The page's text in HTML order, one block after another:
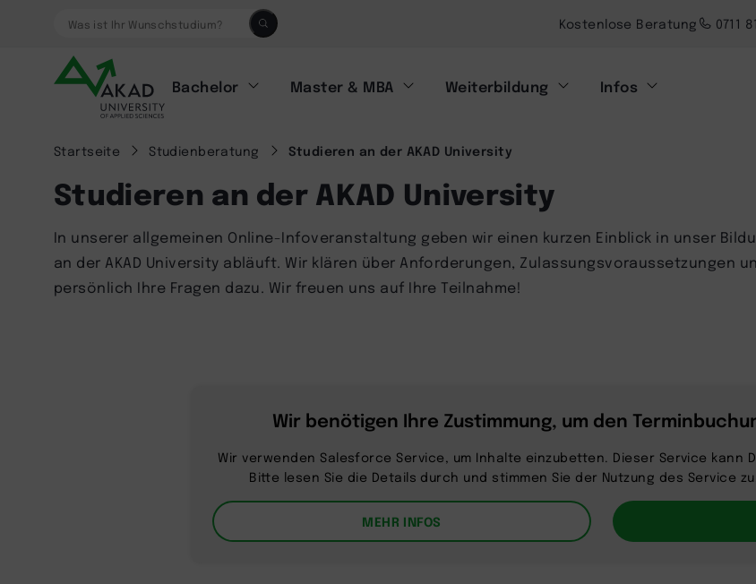
Was ist Ihr Wunschstudium? Kostenlose Beratung 0711
Bachelor Master & MBA Weiterbildung Infos
Startseite Studienberatung Studieren an der AKAD University
Studieren an der AKAD University
In unserer allgemeinen Online-Infoveranstaltung geben wir einen kurzen Einblick in unser
an der AKAD University abläuft. Wir klären über Anforderungen, Zulassungsvoraussetzungen
persönlich Ihre Fragen dazu. Wir freuen uns auf Ihre Teilnahme!
Wir benötigen Ihre Zustimmung, um den
Wir verwenden Salesforce Service, um Inhalte einzubetten. Dieser Service kann
Bitte lesen Sie die Details durch und stimmen Sie der Nutzung des Service
MEHR INFOS